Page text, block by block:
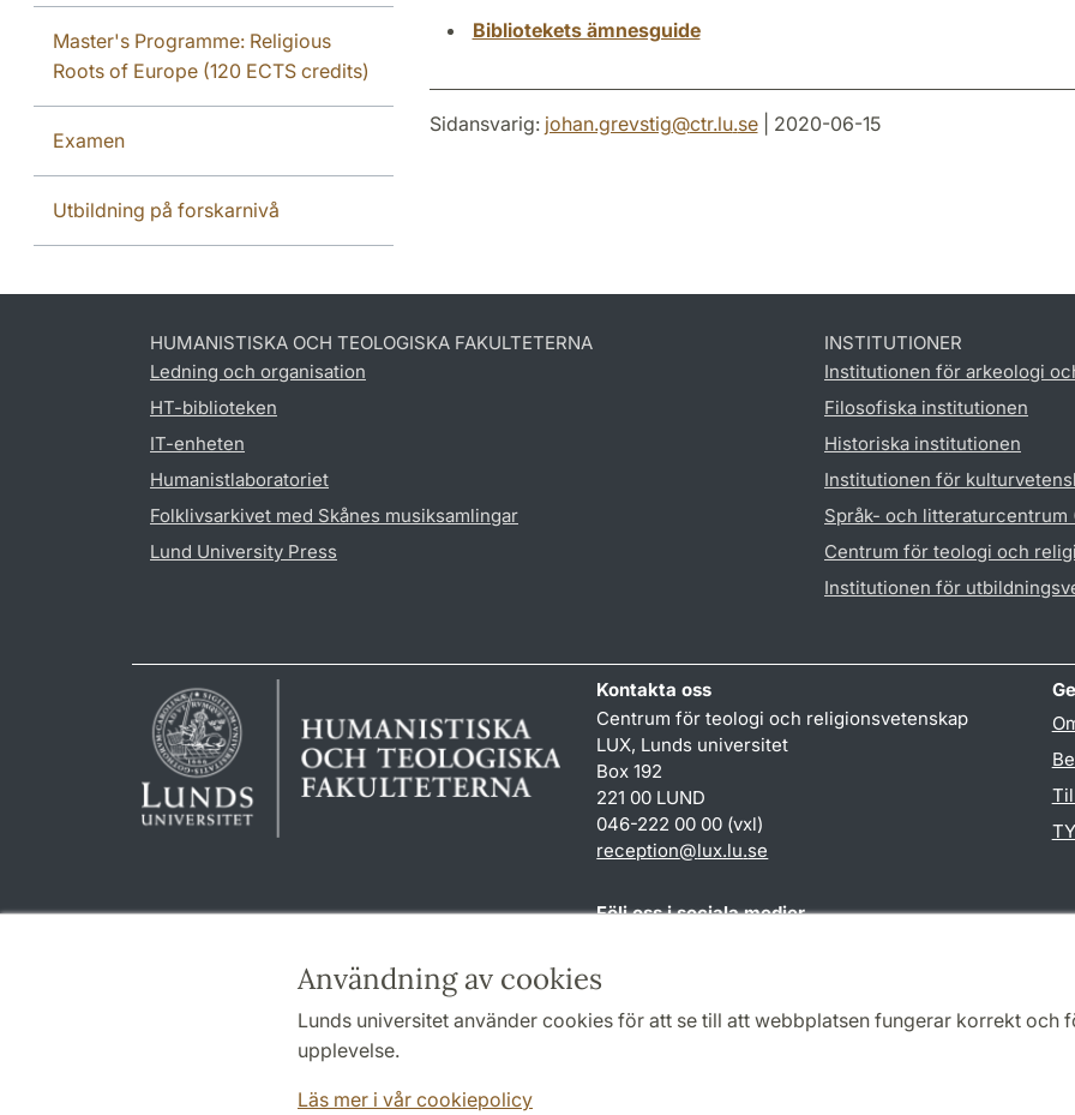
Användning av cookies
Lunds universitet använder cookies för att se till att webbplatsen fungerar korrekt och
upplevelse.
Läs mer i vår cookiepolicy
Master's Programme: Religious
Roots of Europe (120 ECTS credits)
Examen
Utbildning på forskarnivå
Bibliotekets ämnesguide
Sidansvarig: johan.grevstig@ctr.lu.se| 2020-06-15
HUMANISTISKA OCH TEOLOGISKA FAKULTETERNA
Ledning och organisation
HT-biblioteken
IT-enheten
Humanistlaboratoriet
Folklivsarkivet med Skånes musiksamlingar
Lund University Press
INSTITUTIONER
Institutionen för arkeologi
Filosofiska institutionen
Historiska institutionen
Institutionen för
Språk- och litteraturcentrum
Centrum för teologi och
Institutionen för
Kontakta oss
Centrum för teologi och religionsvetenskap
LUX, Lunds universitet
Box 192
221 00 LUND
046-222 00 00 (vxl)
reception@lux.lu.se
Följ oss i sociala medier